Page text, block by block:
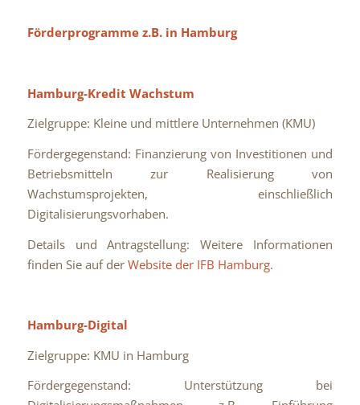
Förderprogramme z.B. in Hamburg
Hamburg-Kredit Wachstum
Zielgruppe: Kleine und mittlere Unternehmen (KMU)
Fördergegenstand: Finanzierung von Investitionen und
Betriebsmitteln zur Realisierung von
Wachstumsprojekten, einschließlich
Digitalisierungsvorhaben.
Details und Antragstellung: Weitere Informationen
finden Sie auf der Website der IFB Hamburg.
Hamburg-Digital
Zielgruppe: KMU in Hamburg
Fördergegenstand: Unterstützung bei